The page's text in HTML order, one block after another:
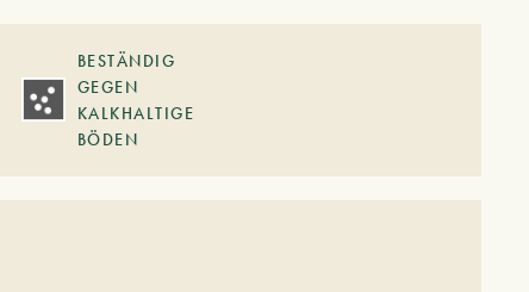
BESTÄNDIG
GEGEN
KALKHALTIGE
BÖDEN